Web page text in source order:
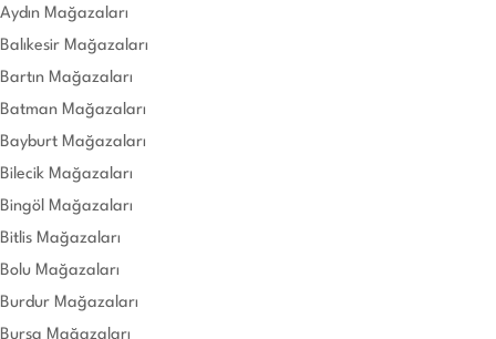
Aydın Mağazaları
Balıkesir Mağazaları
Bartın Mağazaları
Batman Mağazaları
Bayburt Mağazaları
Bilecik Mağazaları
Bingöl Mağazaları
Bitlis Mağazaları
Bolu Mağazaları
Burdur Mağazaları
Bursa Mağazaları